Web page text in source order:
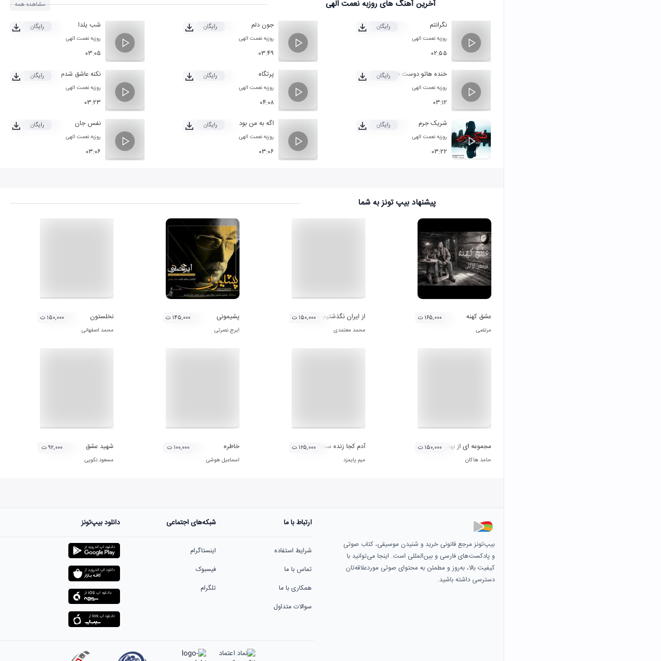
چی تو اون دل سنگته
من به یادتم تو به یاد من باش
من چقدر دلم تنگته...
آخرین آهنگ های روزبه نعمت الهی مشاهده همه
نگرانتم
روزبه نعمت الهی
۰۲:۵۵
رایگان جون دلم
روزبه نعمت الهی
۰۳:۴۹
رایگان شب یلدا
روزبه نعمت الهی
۰۳:۰۵
رایگان
خنده هاتو دوست دارم
روزبه نعمت الهی
۰۳:۱۲
رایگان پرتگاه
روزبه نعمت الهی
۰۴:۰۸
رایگان نکنه عاشق شدم
روزبه نعمت الهی
۰۳:۲۳
رایگان
شریک جرم
روزبه نعمت الهی
۰۳:۲۲
رایگان اگه به من بود
روزبه نعمت الهی
۰۳:۰۶
رایگان نفس جان
روزبه نعمت الهی
۰۳:۰۶
رایگان
پیشنهاد بیپ تونز به شما
عشق کهنه
مرتضی
۱۶۵,۰۰۰ ت از ایران نگذشتیم
محمد معتمدی
۱۵۰,۰۰۰ ت پشیمونی
ایرج نصرتی
۱۴۵,۰۰۰ ت نخلستون
محمد اصفهانی
۱۵۰,۰۰۰ ت
مجموعه ای از بهترین آثار حامد هاکان
حامد هاکان
۱۵۰,۰۰۰ ت آدم کجا زنده ست؟
میم پایمزد
۱۲۵,۰۰۰ ت خاطره
اسماعیل هوشی
۱۰۰,۰۰۰ ت شهید عشق
مسعود نکویی
۹۲,۰۰۰ ت
بیپ‌تونز مرجع قانونی خرید و شنیدن موسیقی، کتاب صوتی
و پادکست‌های فارسی و بین‌المللی است. اینجا می‌توانید با
کیفیت بالا، به‌روز و مطمئن به محتوای صوتی موردعلاقه‌تان
دسترسی داشته باشید.
ارتباط با ما
شرایط استفاده
تماس با ما
همکاری با ما
سوالات متداول
شبکه‌های اجتماعی
اینستاگرام
فیسبوک
تلگرام
دانلود بیپ‌تونز